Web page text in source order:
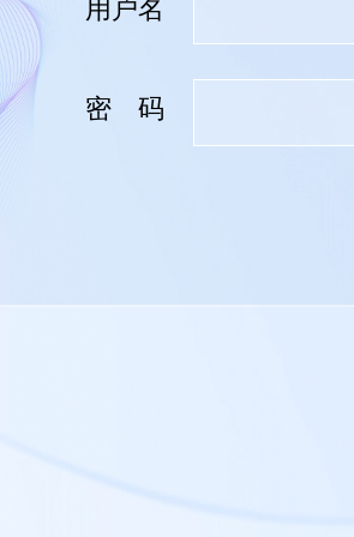
用户名
密 码